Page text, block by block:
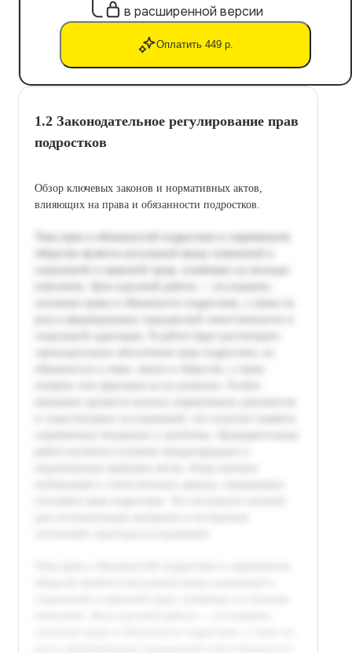
в расширенной версии
Оплатить 449 р.
1.2 Законодательное регулирование прав
подростков
Обзор ключевых законов и нормативных актов,
влияющих на права и обязанности подростков.